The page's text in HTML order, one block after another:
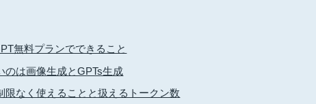
無料プランでできること
のは画像生成とGPTs生成
限なく使えることと扱えるトークン数